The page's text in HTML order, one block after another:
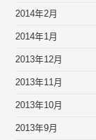
2014年2月
2014年1月
2013年12月
2013年11月
2013年10月
2013年9月